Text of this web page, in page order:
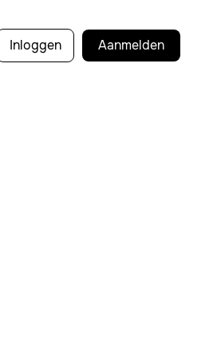
Inloggen Aanmelden